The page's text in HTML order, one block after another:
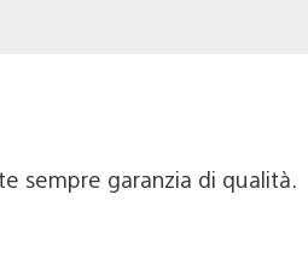
sempre garanzia di qualità.